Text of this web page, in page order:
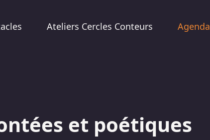
Ateliers Cercles Conteurs Agenda
et poétiques